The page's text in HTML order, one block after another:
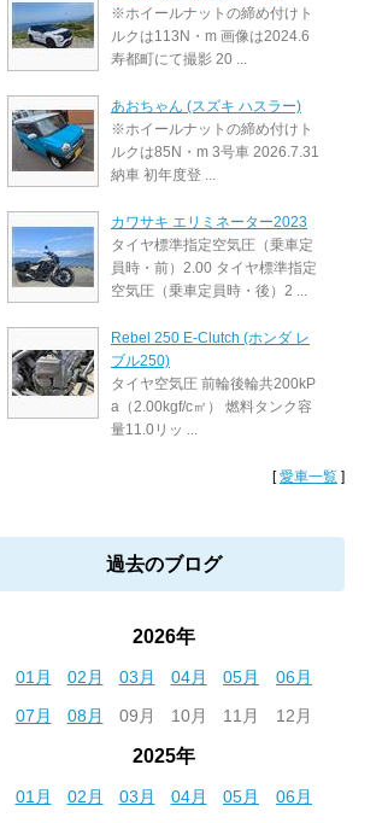
※ホイールナットの締め付けト
ルクは113N・m 画像は2024.6
寿都町にて撮影 20 ...
あおちゃん (スズキ ハスラー)
※ホイールナットの締め付けト
ルクは85N・m 3号車 2026.7.31
納車 初年度登 ...
カワサキ エリミネーター2023
タイヤ標準指定空気圧（乗車定
員時・前）2.00 タイヤ標準指定
空気圧（乗車定員時・後）2 ...
Rebel 250 E-Clutch (ホンダ レ
ブル250)
タイヤ空気圧 前輪後輪共200kP
a（2.00kgf/c㎡） 燃料タンク容
量11.0リッ ...
[愛車一覧 ]
過去のブログ
2026年
01月 02月 03月 04月 05月
06月
07月
08月 09月 10月 11月 12月
2025年
01月 02月 03月 04月 05月 06月